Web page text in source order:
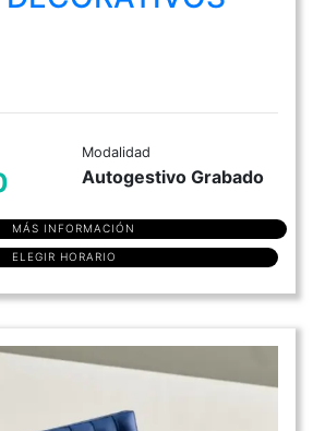
Modalidad
Autogestivo Grabado
MÁS INFORMACIÓN
ELEGIR HORARIO